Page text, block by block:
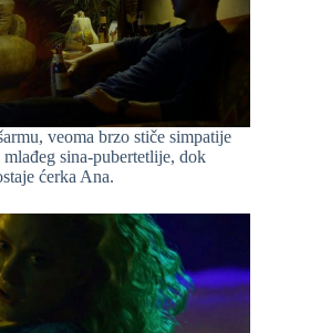
veoma brzo stiče simpatije
sina-pubertetlije, dok
ćerka Ana.